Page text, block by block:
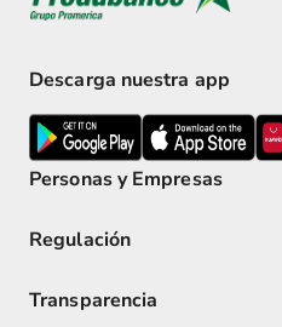
Descarga nuestra app
Personas y Empresas
Regulación
Transparencia